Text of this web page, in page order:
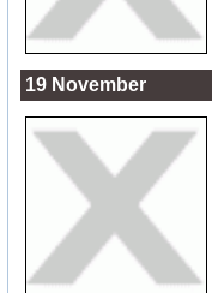
19 November